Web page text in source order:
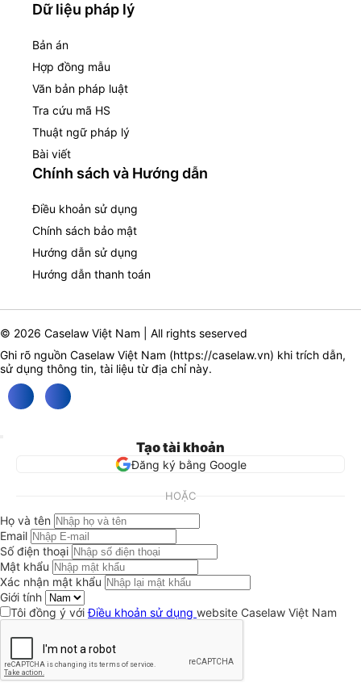
Dữ liệu pháp lý
Bản án
Hợp đồng mẫu
Văn bản pháp luật
Tra cứu mã HS
Thuật ngữ pháp lý
Bài viết
Chính sách và Hướng dẫn
Điều khoản sử dụng
Chính sách bảo mật
Hướng dẫn sử dụng
Hướng dẫn thanh toán
© 2026 Caselaw Việt Nam | All rights seserved
Ghi rõ nguồn Caselaw Việt Nam (https://caselaw.vn) khi trích dẫn,
sử dụng thông tin, tài liệu từ địa chỉ này.
Tạo tài khoản
Đăng ký bằng Google
HOẶC
Họ và tên
Email
Số điện thoại
Mật khẩu
Xác nhận mật khẩu
Giới tính
Tôi đồng ý vớiĐiều khoản sử dụng website Caselaw Việt Nam